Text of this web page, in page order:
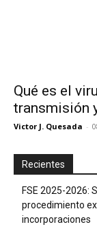
Qué es el
transmisión
Victor J. Quesada -
Recientes
FSE 2025-2026:
procedimiento
incorporaciones